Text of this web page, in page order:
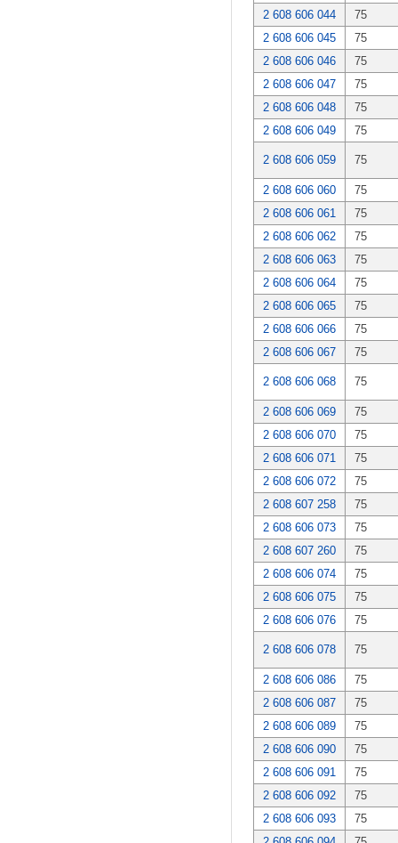
2 608 606 044
75
2 608 606 045
75
2 608 606 046
75
2 608 606 047
75
2 608 606 048
75
2 608 606 049
75
2 608 606 059 75
2 608 606 060
75
2 608 606 061
75
2 608 606 062
75
2 608 606 063
75
2 608 606 064
75
2 608 606 065
75
2 608 606 066
75
2 608 606 067
75
2 608 606 068 75
2 608 606 069
75
2 608 606 070
75
2 608 606 071
75
2 608 606 072
75
2 608 607 258
75
2 608 606 073
75
2 608 607 260
75
2 608 606 074
75
2 608 606 075
75
2 608 606 076
75
2 608 606 078 75
2 608 606 086
75
2 608 606 087
75
2 608 606 089
75
2 608 606 090
75
2 608 606 091
75
2 608 606 092
75
2 608 606 093
75